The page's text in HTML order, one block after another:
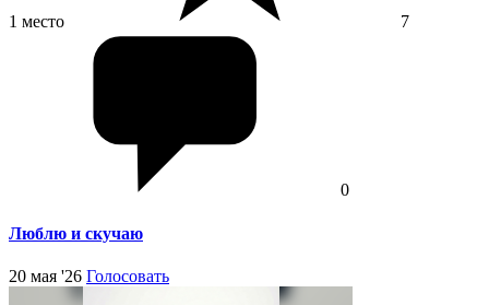
1 место 7
0
Люблю и скучаю
20 мая '26 Голосовать